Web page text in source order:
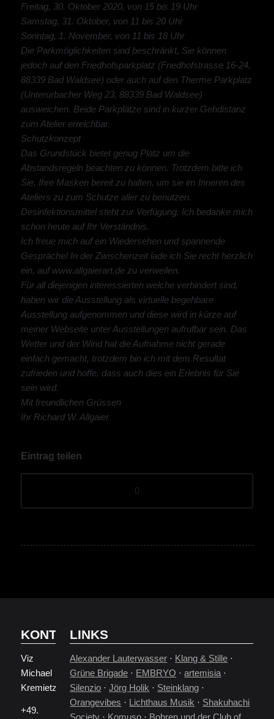
Freitag, 30. Oktober 2020, von 15 bis 19 Uhr
Samstag, 31. Oktober, von 11 bis 20 Uhr
Sonntag, 1. November, von 11 bis 18 Uhr
Die Parkmöglichkeiten sind beschränkt, Sie können
jedoch auf den Friedhofsparkplatz (Friedhofstrasse 16-24,
88339 Bad Waldsee) oder auch auf den Therme Parkplatz
(Unterurbacher Weg 23, 88339 Bad Waldsee)
ausweichen. Beide Parkplätze sind in kurzer Gehdistanz
zum Atelier erreichbar.
Schutzkonzept
Das Grundstück bietet genug Platz um die
Abstandsregeln beachten zu können. Trotzdem bitte ich
Sie, Ihre Masken bereit zu halten, um sie im Inneren des
Ateliers zu zum Schutze aller zu benutzen.
Desinfektionsmittel steht zur Verfügung. Ich bedanke mich
schon heute auf Ihr Verständnis.
Ich freue mich auf ein Wiedersehen und spannende
Gespräche! In der Zwischenzeit lade ich Sie recht herzlich
ein, auf www.allgaierart.de zu verweilen.
Für all diejenigen interessierten welche verhindert sind,
haben wir die Ausstellung als virtuelle begehbare
Ausstellung aufgenommen und diese wird in kürze auf
meiner Webseite unter Ausstellungen aufrufbar sein. Das
Wetter und der Wind hat die Aufnahme nicht gerade
einfach gemacht, trotzdem bin ich mit dem Resultat
zufrieden und hoffe, dass auch dies ein Erlebnis für Sie
sein wird.
Mit freundlichen Grüssen
Ihr Richard W. Allgaier
Eintrag teilen
KONTAKT
Viz
Michael
Kremietz
+49.
LINKS
Alexander Lauterwasser · Klang & Stille ·
Grüne Brigade · EMBRYO ·artemisia ·
Silenzio ·Jörg Holik · Steinklang ·
Orangevibes · Lichthaus Musik · Shakuhachi